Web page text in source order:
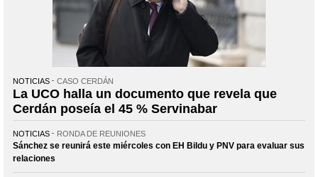
NOTICIAS CASO CERDÁN
La UCO halla un documento que revela que
Cerdán poseía el 45 % Servinabar
NOTICIAS RONDA DE REUNIONES
Sánchez se reunirá este miércoles con EH Bildu y PNV para evaluar sus
relaciones